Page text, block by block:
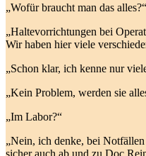
„Wofür braucht man das alles?“
„Haltevorrichtungen bei
Wir haben hier viele
„Schon klar, ich kenne nur
„Kein Problem, werden sie
„Im Labor?“
„Nein, ich denke, bei
sicher auch ab und zu Doc